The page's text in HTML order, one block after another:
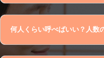
連絡先 ※公開されませんの
何人くらい呼べばいい？人数